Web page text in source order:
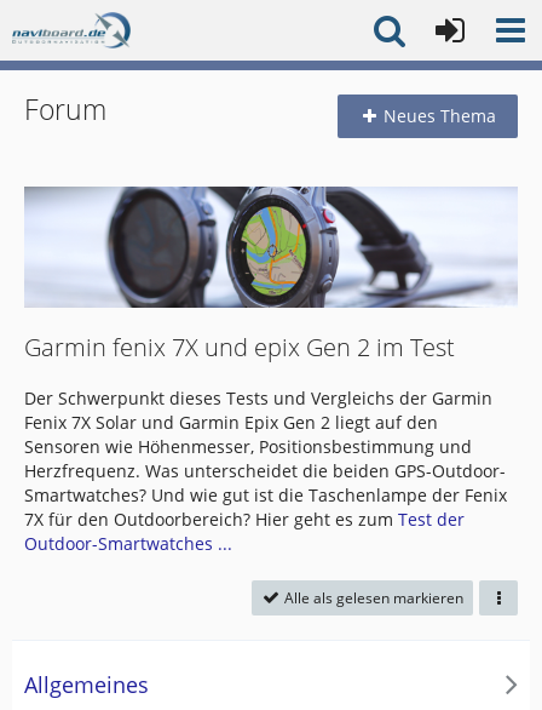
Forum Neues Thema
Garmin fenix 7X und epix Gen 2 im Test
Der Schwerpunkt dieses Tests und Vergleichs der Garmin
Fenix 7X Solar und Garmin Epix Gen 2 liegt auf den
Sensoren wie Höhenmesser, Positionsbestimmung und
Herzfrequenz. Was unterscheidet die beiden GPS-Outdoor-
Smartwatches? Und wie gut ist die Taschenlampe der Fenix
7X für den Outdoorbereich? Hier geht es zum Test der
Outdoor-Smartwatches ...
Alle als gelesen markieren
Allgemeines